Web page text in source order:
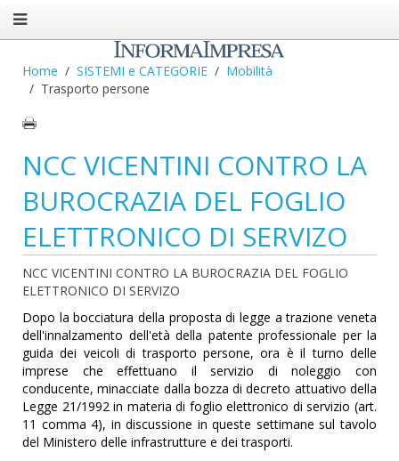
Home SISTEMI e CATEGORIE
Mobilità
Trasporto persone
NCC VICENTINI CONTRO LA
BUROCRAZIA DEL FOGLIO
ELETTRONICO DI SERVIZO
NCC VICENTINI CONTRO LA BUROCRAZIA DEL FOGLIO
ELETTRONICO DI SERVIZO
Dopo la bocciatura della proposta di legge a trazione veneta
dell'innalzamento dell'età della patente professionale per la
guida dei veicoli di trasporto persone, ora è il turno delle
imprese che effettuano il servizio di noleggio con
conducente, minacciate dalla bozza di decreto attuativo della
Legge 21/1992 in materia di foglio elettronico di servizio (art.
11 comma 4), in discussione in queste settimane sul tavolo
del Ministero delle infrastrutture e dei trasporti.